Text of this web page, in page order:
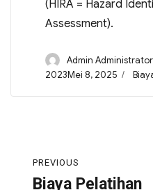
(HIRA = Hazard
Assessment).
Admin Administrator
2023Mei 8, 2025
PREVIOUS
Biaya Pelatihan